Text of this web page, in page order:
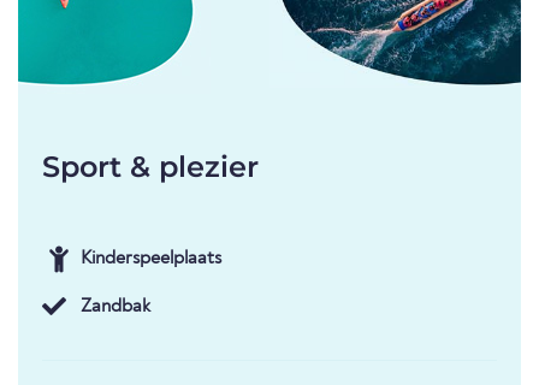
Sport & plezier
Kinderspeelplaats
Zandbak